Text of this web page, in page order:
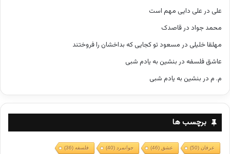
علی در علی دایی مهم است
محمد جواد در قاصدک
مهلقا خلیلی در مسعود تو کجایی که بداخشان را فروختند
عاشق فلسفه در بنشین به یادم شبی
م. م در بنشین به یادم شبی
برچسب ها
عرفان(50) عشق (46) جوانمرد (40) فلسفه(36)